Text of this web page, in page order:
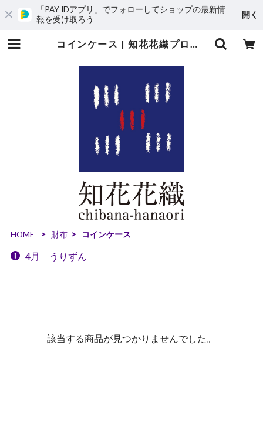
「PAY IDアプリ」でフォローしてショップの最新情
報を受け取ろう
開く
コインケース | 知花花織プロジェクト
HOME 財布 コインケース
4月 うりずん
該当する商品が見つかりませんでした。